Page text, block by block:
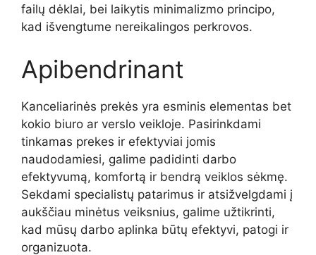
failų dėklai, bei laikytis minimalizmo principo,
kad išvengtume nereikalingos perkrovos.
Apibendrinant
Kanceliarinės prekės yra esminis elementas bet
kokio biuro ar verslo veikloje. Pasirinkdami
tinkamas prekes ir efektyviai jomis
naudodamiesi, galime padidinti darbo
efektyvumą, komfortą ir bendrą veiklos sėkmę.
Sekdami specialistų patarimus ir atsižvelgdami į
aukščiau minėtus veiksnius, galime užtikrinti,
kad mūsų darbo aplinka būtų efektyvi, patogi ir
organizuota.